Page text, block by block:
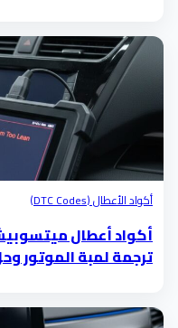
أكواد الأعطال (DTC Codes)
ترجمة لمبة الموتور